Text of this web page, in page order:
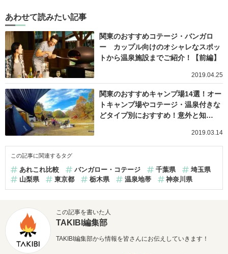
あわせて読みたい記事
関東のおすすめコテージ・バンガロ
ー カップル向けのオシャレなスポッ
トから温泉施設までご紹介！【前編】
2019.04.25
関東のおすすめキャンプ場14選！オー
トキャンプ場やコテージ・温泉付きな
どタイプ別におすすめ！意外と知…
2019.03.14
この記事に関連するタグ
あれこれ比較 バンガロー・コテージ 千葉県
埼玉県
山梨県
東京都 栃木県 温泉地帯 神奈川県
この記事を書いた人
TAKIBI編集部
TAKIBI編集部から情報を皆さんにお伝えしていきます！